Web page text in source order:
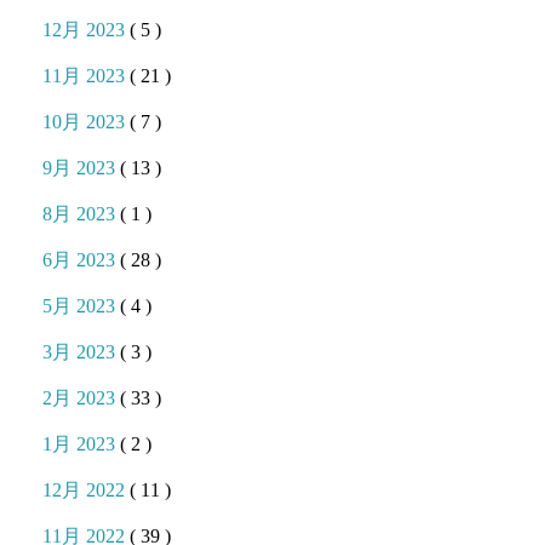
12月 2023( 5 )
11月 2023( 21 )
10月 2023( 7 )
9月 2023( 13 )
8月 2023( 1 )
6月 2023( 28 )
5月 2023( 4 )
3月 2023( 3 )
2月 2023( 33 )
1月 2023( 2 )
12月 2022( 11 )
11月 2022( 39 )